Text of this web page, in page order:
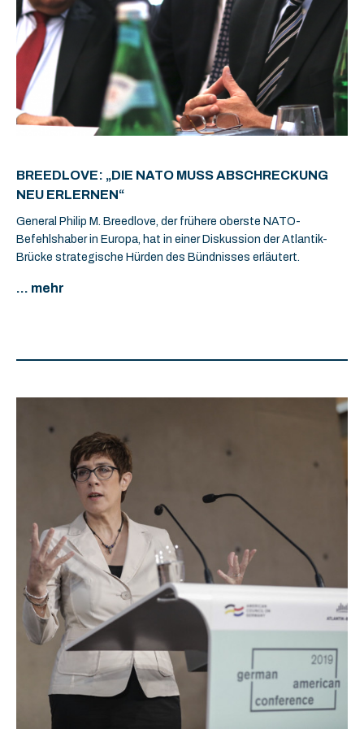
BREEDLOVE: „DIE NATO MUSS ABSCHRECKUNG
NEU ERLERNEN“
General Philip M. Breedlove, der frühere oberste NATO-
Befehlshaber in Europa, hat in einer Diskussion der Atlantik-
Brücke strategische Hürden des Bündnisses erläutert.
... mehr